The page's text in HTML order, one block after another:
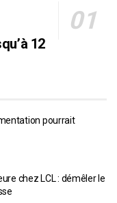
12
pourrait
chez LCL : démêler le